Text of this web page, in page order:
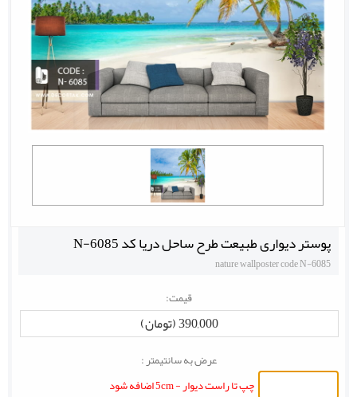
پوستر دیواری طبیعت طرح ساحل دریا کد N-6085
nature wallposter code N-6085
قیمت:
390,000 (تومان)
عرض به سانتیمتر :
چپ تا راست دیوار - 5cm اضافه شود